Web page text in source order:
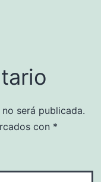
será publicada.
con *